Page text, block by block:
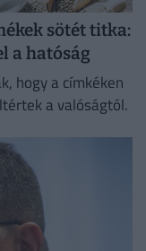
sötét titka:
a hatóság
hogy a címkéken
a valóságtól.